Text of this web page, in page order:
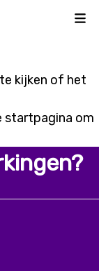
kijken of het
startpagina om